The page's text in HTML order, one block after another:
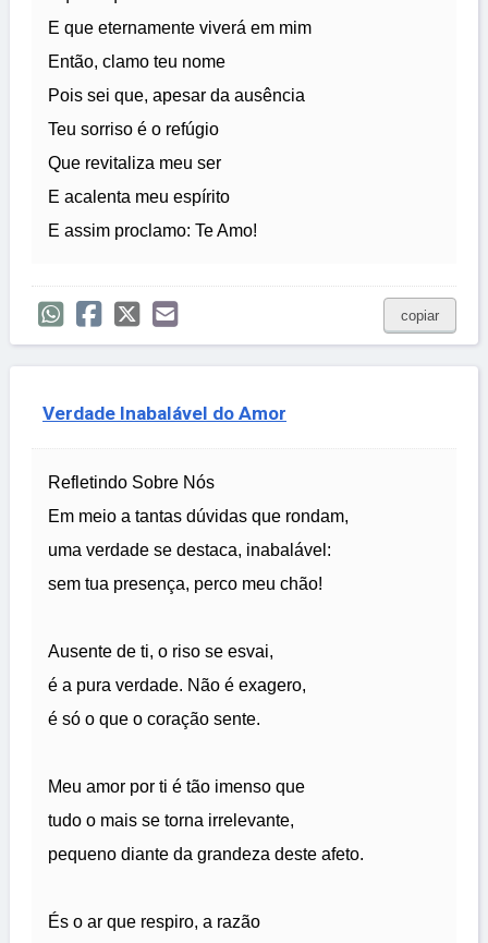
E que eternamente viverá em mim
Então, clamo teu nome
Pois sei que, apesar da ausência
Teu sorriso é o refúgio
Que revitaliza meu ser
E acalenta meu espírito
E assim proclamo: Te Amo!
copiar
Verdade Inabalável do Amor
Refletindo Sobre Nós
Em meio a tantas dúvidas que rondam,
uma verdade se destaca, inabalável:
sem tua presença, perco meu chão!
Ausente de ti, o riso se esvai,
é a pura verdade. Não é exagero,
é só o que o coração sente.
Meu amor por ti é tão imenso que
tudo o mais se torna irrelevante,
pequeno diante da grandeza deste afeto.
És o ar que respiro, a razão